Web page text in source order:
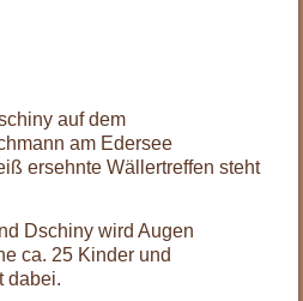
auf dem
am Edersee
ersehnte Wällertreffen steht
Dschiny wird Augen
ca. 25 Kinder und
dabei.